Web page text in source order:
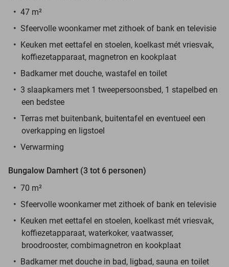
47 m²
Sfeervolle woonkamer met zithoek of bank en televisie
Keuken met eettafel en stoelen, koelkast mét vriesvak,
koffiezetapparaat, magnetron en kookplaat
Badkamer met douche, wastafel en toilet
3 slaapkamers met 1 tweepersoonsbed, 1 stapelbed en
een bedstee
Terras met buitenbank, buitentafel en eventueel een
overkapping en ligstoel
Verwarming
Bungalow Damhert (3 tot 6 personen)
70 m²
Sfeervolle woonkamer met zithoek of bank en televisie
Keuken met eettafel en stoelen, koelkast mét vriesvak,
koffiezetapparaat, waterkoker, vaatwasser,
broodrooster, combimagnetron en kookplaat
Badkamer met douche in bad, ligbad, sauna en toilet